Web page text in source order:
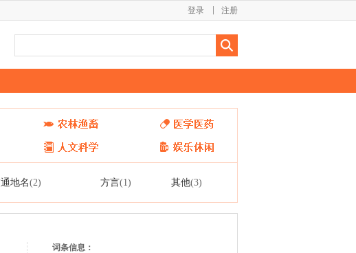
注册
登录
地名(2) 方言(1) 其他(3)
词条信息：